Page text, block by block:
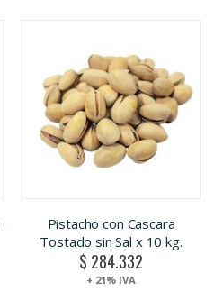
Pistacho con Cascara
Tostado sin Sal x 10 kg.
$ 284.332
+ 21% IVA